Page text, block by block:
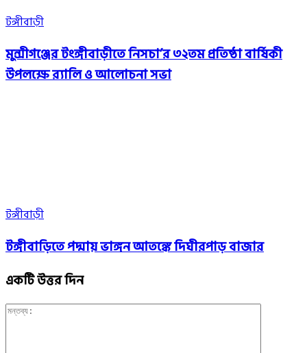
টঙ্গীবাড়ী
মুন্সীগঞ্জের টংঙ্গীবাড়ীতে নিসচা’র ৩২তম প্রতিষ্ঠা বার্ষিকী
উপলক্ষে র‍্যালি ও আলোচনা সভা
টঙ্গীবাড়ী
টঙ্গীবাড়িতে পদ্মায় ভাঙ্গন আতঙ্কে দিঘীরপাড় বাজার
একটি উত্তর দিন